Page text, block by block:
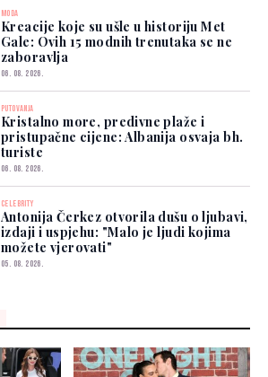
MODA
Kreacije koje su ušle u historiju Met
Gale: Ovih 15 modnih trenutaka se ne
zaboravlja
06. 08. 2026.
PUTOVANJA
Kristalno more, predivne plaže i
pristupačne cijene: Albanija osvaja bh.
turiste
06. 08. 2026.
CELEBRITY
Antonija Čerkez otvorila dušu o ljubavi,
izdaji i uspjehu: "Malo je ljudi kojima
možete vjerovati"
05. 08. 2026.